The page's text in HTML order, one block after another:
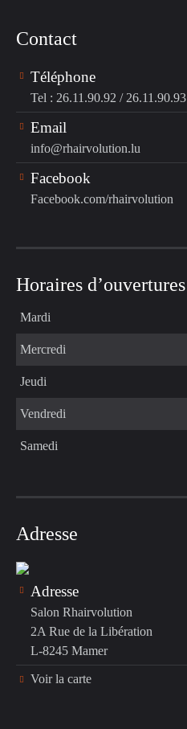
Contact
Téléphone
Tel : 26.11.90.92 / 26.11.90.93
Email
info@rhairvolution.lu
Facebook
Facebook.com/rhairvolution
Horaires d’ouvertures
Mardi
Mercredi
Jeudi
Vendredi
Samedi
Adresse
Adresse
Salon Rhairvolution
2A Rue de la Libération
L-8245 Mamer
Voir la carte